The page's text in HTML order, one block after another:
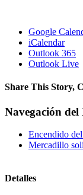
Google
iCalendar
Outlook 365
Outlook Live
Share This Story,
Facebook
X
Reddit
LinkedIn
WhatsApp
Telegram
Tumblr
Pinterest
Vk
Xing
Correo
electrónico
Navegación del
Encendido
Mercadillo
Detalles